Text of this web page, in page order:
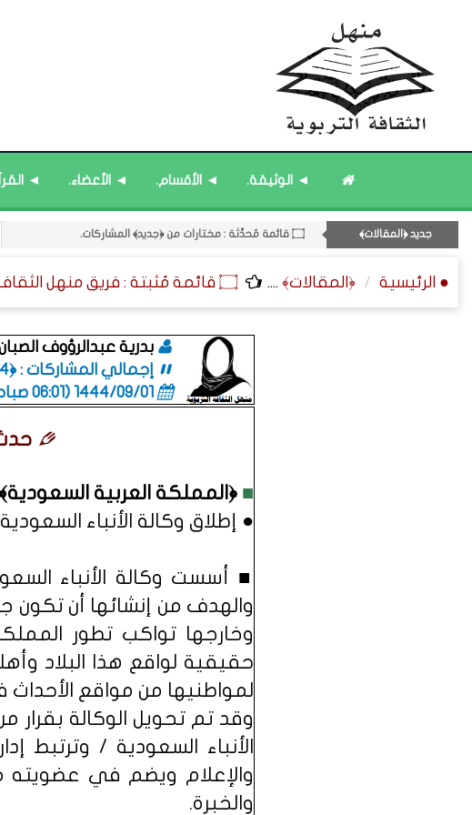
◄ الوثيقة. ◄ الأقسام. ◄ الأعضاء. ◄
جديد ﴿المقالات﴾
۝ قائمة مُحدَّثة : حديث الساعة.
11- القسم الحادي عشر : ﴿اللقاءات الشخصية - الثقافة المتسلسلة﴾.
۝ قائمة مُحدَّثة : مختارات من ﴿جديد﴾ المشاركات.
۝ قائمة مُثبتة : مشرف منهل الثقافة التربوية. ● الرئيسية ﴿المقالات﴾ .... ۝ قائمة مُثبتة : فريق منهل الثقافة التربوية.
بدرية عبدالرؤوف
إجمالي المشاركات : ﴿84﴾.
1444/09/01 (06:01 صباحاً)
حدث
■ ﴿المملكة العربية السعودية﴾ في 25 ذو القعدة
● إطلاق وكالة الأنباء
والهدف من إنشائها أن تكون
وخارجها تواكب تطور
حقيقية لواقع هذا البلاد
لمواطنيها من مواقع الأحداث
الأنباء السعودية / وترتبط
والإعلام ويضم في عضويته
والخبرة.